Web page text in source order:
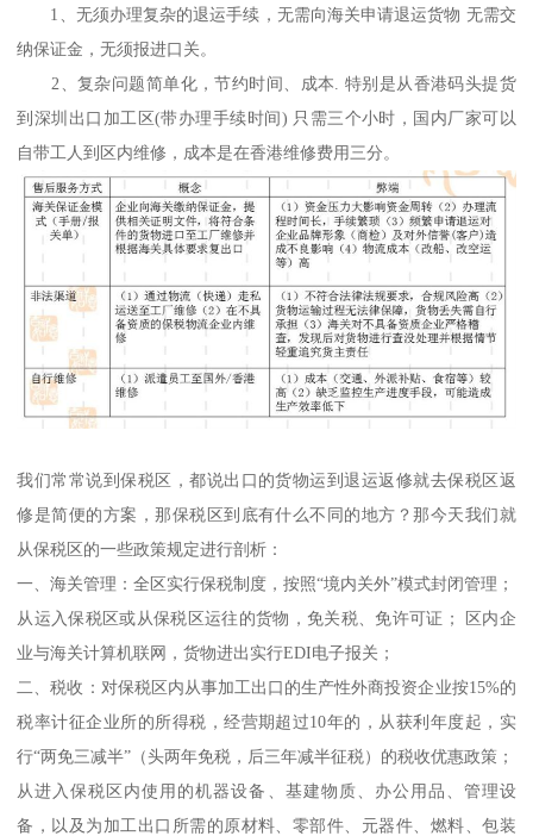
1、无须办理复杂的退运手续，无需向海关申请退运货物 无需交
纳保证金，无须报进口关。
2、复杂问题简单化，节约时间、成本. 特别是从香港码头提货
到深圳出口加工区(带办理手续时间) 只需三个小时，国内厂家可以
自带工人到区内维修，成本是在香港维修费用三分。
我们常常说到保税区，都说出口的货物运到退运返修就去保税区返
修是简便的方案，那保税区到底有什么不同的地方？那今天我们就
从保税区的一些政策规定进行剖析：
一、海关管理：全区实行保税制度，按照“境内关外”模式封闭管理；
从运入保税区或从保税区运往的货物，免关税、免许可证； 区内企
业与海关计算机联网，货物进出实行EDI电子报关；
二、税收：对保税区内从事加工出口的生产性外商投资企业按15%的
税率计征企业所的所得税，经营期超过10年的，从获利年度起，实
行“两免三减半”（头两年免税，后三年减半征税）的税收优惠政策；
从进入保税区内使用的机器设备、基建物质、办公用品、管理设
备，以及为加工出口所需的原材料、零部件、元器件、燃料、包装